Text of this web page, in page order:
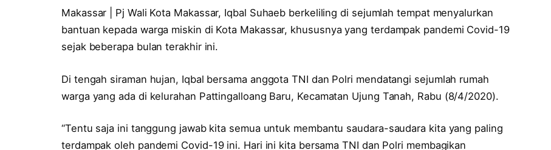
Makassar | Pj Wali Kota Makassar, Iqbal Suhaeb berkeliling di sejumlah tempat menyalurkan
bantuan kepada warga miskin di Kota Makassar, khususnya yang terdampak pandemi Covid-19
sejak beberapa bulan terakhir ini.
Di tengah siraman hujan, Iqbal bersama anggota TNI dan Polri mendatangi sejumlah rumah
warga yang ada di kelurahan Pattingalloang Baru, Kecamatan Ujung Tanah, Rabu (8/4/2020).
“Tentu saja ini tanggung jawab kita semua untuk membantu saudara-saudara kita yang paling
terdampak oleh pandemi Covid-19 ini. Hari ini kita bersama TNI dan Polri membagikan